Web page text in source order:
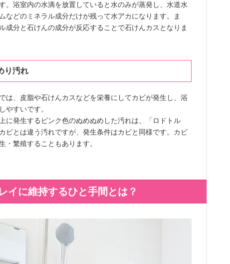
。浴室内の水滴を放置していると水のみが蒸発し、水道水
などのミネラル成分だけが残って水アカになります。ま
成分と石けんの成分が反応することで石けんカスとなりま
り汚れ
は、皮脂や石けんカスなどを栄養にしてカビが発生し、浴
やすいです。
に発生するピンク色のぬめぬめした汚れは、「ロドトル
ビとは違う汚れですが、発生条件はカビと同様です。カビ
・繁殖することもあります。
イに維持するひと手間とは？